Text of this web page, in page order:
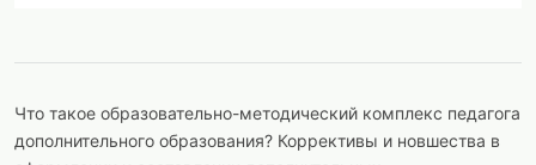
Что такое образовательно-методический комплекс педагога
дополнительного образования? Коррективы и новшества в